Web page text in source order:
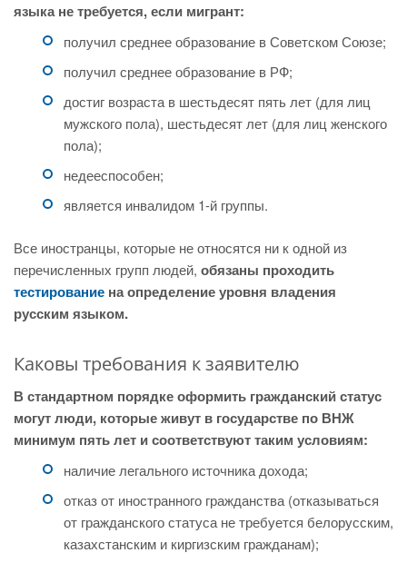
языка не требуется, если мигрант:
получил среднее образование в Советском Союзе;
получил среднее образование в РФ;
достиг возраста в шестьдесят пять лет (для лиц
мужского пола), шестьдесят лет (для лиц женского
пола);
недееспособен;
является инвалидом 1-й группы.
Все иностранцы, которые не относятся ни к одной из
перечисленных групп людей, обязаны проходить
тестирование на определение уровня владения
русским языком.
Каковы требования к заявителю
В стандартном порядке оформить гражданский статус
могут люди, которые живут в государстве по ВНЖ
минимум пять лет и соответствуют таким условиям:
наличие легального источника дохода;
отказ от иностранного гражданства (отказываться
от гражданского статуса не требуется белорусским,
казахстанским и киргизским гражданам);